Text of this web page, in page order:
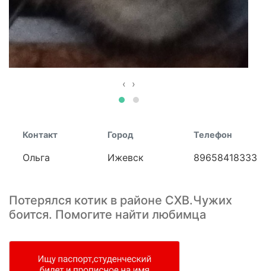
‹ ›
Контакт
Ольга
Город
Ижевск
Телефон
89658418333
Потерялся котик в районе СХВ.Чужих
боится. Помогите найти любимца